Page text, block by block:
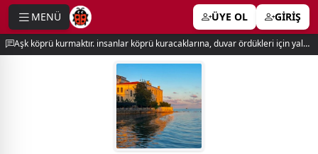
MENÜ ÜYE OL GİRİŞ
Aşk köprü kurmaktır. insanlar köprü kuracaklarına, duvar ördükleri için yalnız kalırlar. newton
menu